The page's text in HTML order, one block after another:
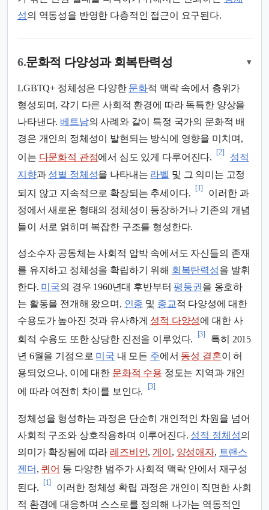
성의 역동성을 반영한 다층적인 접근이 요구된다.
6.문화적 다양성과 회복탄력성 ▾
LGBTQ+ 정체성은 다양한 문화적 맥락 속에서 층위가
형성되며, 각기 다른 사회적 환경에 따라 독특한 양상을
나타낸다. 베트남의 사례와 같이 특정 국가의 문화적 배
경은 개인의 정체성이 발현되는 방식에 영향을 미치며,
이는 다문화적 관점에서 심도 있게 다루어진다.
[2]
성적
지향과 성별 정체성을 나타내는 라벨 및 그 의미는 고정
되지 않고 지속적으로 확장되는 추세이다.
[1]
이러한 과
정에서 새로운 형태의 정체성이 등장하거나 기존의 개념
들이 서로 얽히며 복잡한 구조를 형성한다.
성소수자 공동체는 사회적 압박 속에서도 자신들의 존재
를 유지하고 정체성을 확립하기 위해 회복탄력성을 발휘
한다. 미국의 경우 1960년대 후반부터 평등권 을 옹호하
는 활동을 전개해 왔으며, 인종 및 종교적 다양성에 대한
수용도가 높아진 것과 유사하게 성적 다양성에 대한 사
회적 수용도 또한 상당한 진전을 이루었다.
[3]
특히 2015
년 6월을 기점으로 미국 내 모든 주에서 동성 결혼이 허
용되었으나, 이에 대한 문화적 수용 정도는 지역과 개인
에 따라 여전히 차이를 보인다.
[3]
정체성을 형성하는 과정은 단순히 개인적인 차원을 넘어
사회적 구조와 상호작용하며 이루어진다. 성적 정체성의
의미가 확장됨에 따라 레즈비언, 게이 , 양성애자, 트랜스
젠더 , 퀴어 등 다양한 범주가 사회적 맥락 안에서 재구성
된다.
[1]
이러한 정체성 확립 과정은 개인이 직면한 사회
적 환경에 대응하며 스스로를 정의해 나가는 역동적인